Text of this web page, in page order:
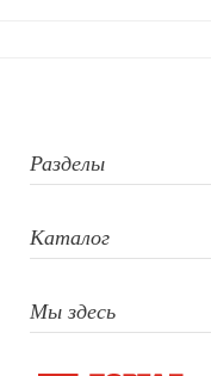
Разделы
Каталог
Мы здесь